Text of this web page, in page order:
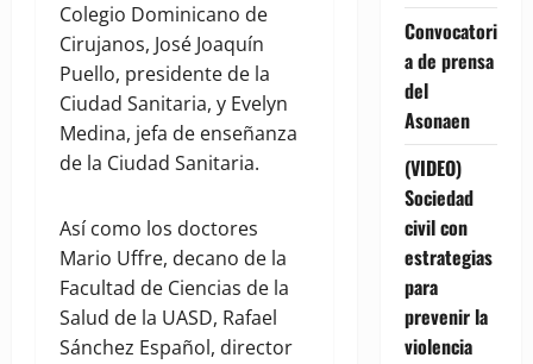
Colegio Dominicano de
Cirujanos, José Joaquín
Puello, presidente de la
Ciudad Sanitaria, y Evelyn
Medina, jefa de enseñanza
de la Ciudad Sanitaria.
Así como los doctores
Mario Uffre, decano de la
Facultad de Ciencias de la
Salud de la UASD, Rafael
Sánchez Español, director
Convocatori
a de prensa
del
Asonaen
(VIDEO)
Sociedad
civil con
estrategias
para
prevenir la
violencia